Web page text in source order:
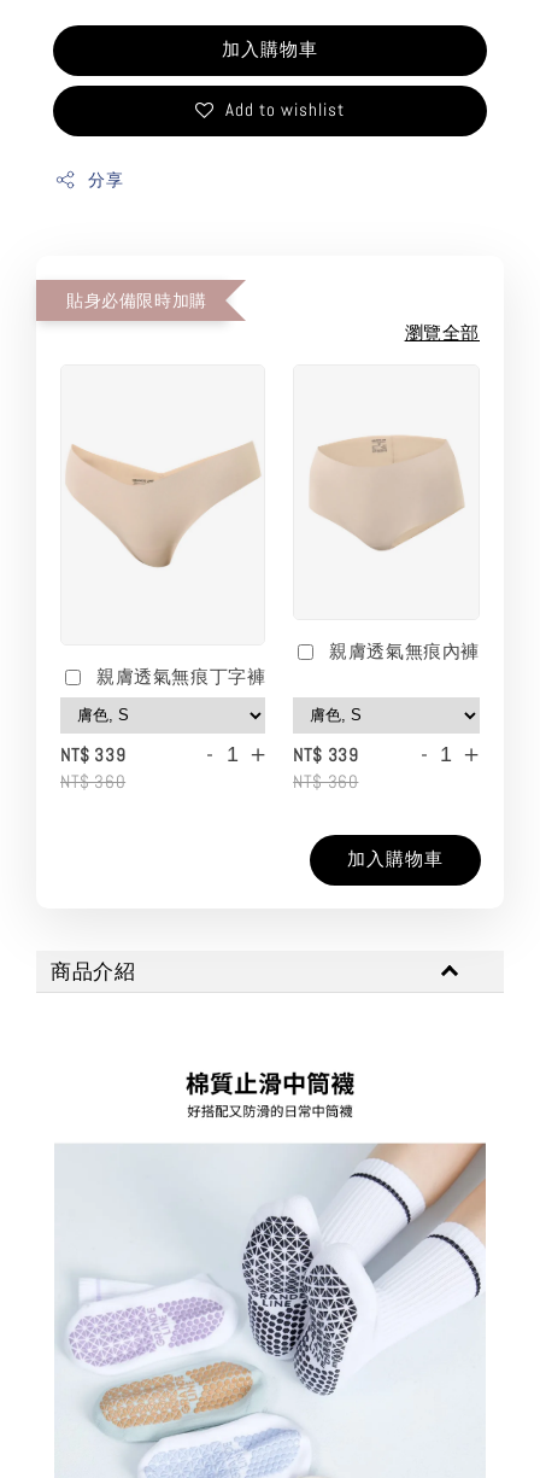
加入購物車
Add to wishlist
分享
貼身必備限時加購
瀏覽全部
親膚透氣無痕丁字褲
NT$ 339
NT$ 360
- +
親膚透氣無痕內褲
NT$ 339
NT$ 360
- +
加入購物車
商品介紹